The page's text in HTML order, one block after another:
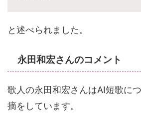
と述べられました。
永田和宏さんのコメント
歌人の永田和宏さんはAI短歌に
摘をしています。